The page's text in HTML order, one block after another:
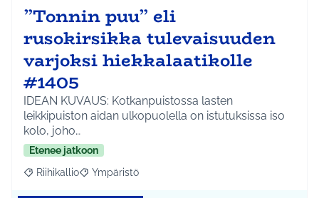
”Tonnin puu” eli
rusokirsikka tulevaisuuden
varjoksi hiekkalaatikolle
#1405
IDEAN KUVAUS: Kotkanpuistossa lasten
leikkipuiston aidan ulkopuolella on istutuksissa iso
kolo, joho…
Etenee jatkoon
Rajaa tulokset aihepiirin mukaan: Riihikallio
Riihikallio Rajaa tulokset teeman mukaan: Ympäristö
Ympäristö